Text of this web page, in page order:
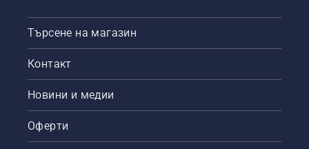
Търсене на магазин
Контакт
Новини и медии
Оферти